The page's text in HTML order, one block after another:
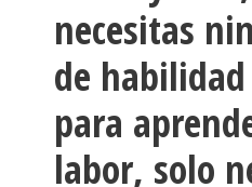
necesitas
de
para
labor, solo